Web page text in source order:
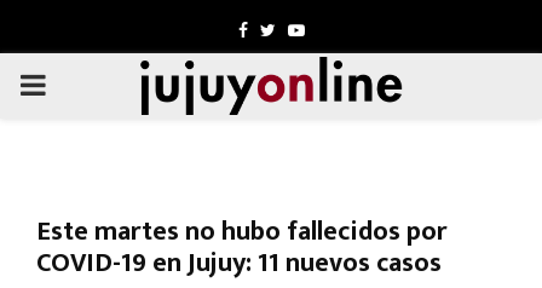
Facebook
TwitterYoutube
PRIMARY
Este martes no hubo fallecidos por
COVID-19 en Jujuy: 11 nuevos casos